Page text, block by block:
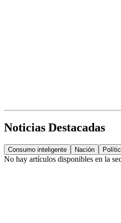
Noticias Destacadas
Consumo inteligente Nación
No hay artículos disponibles en la